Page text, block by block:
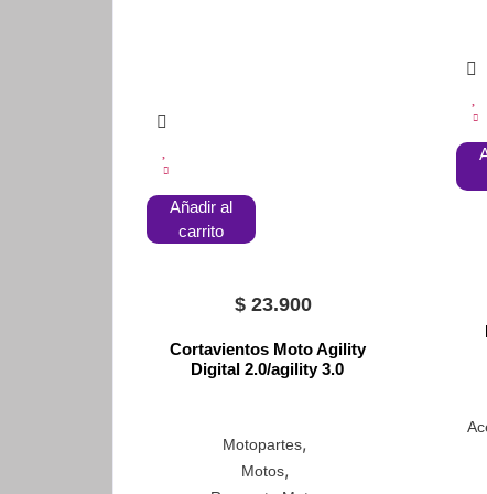
Añadir al
carrito
$23.900
Cortavientos Moto Agility
Digital 2.0/agility 3.0
Motopartes,
Motos,